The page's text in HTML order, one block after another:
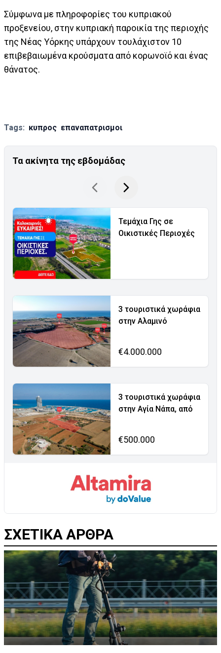
Σύμφωνα με πληροφορίες του κυπριακού
προξενείου, στην κυπριακή παροικία της περιοχής
της Νέας Υόρκης υπάρχουν τουλάχιστον 10
επιβεβαιωμένα κρούσματα από κορωνοϊό και ένας
θάνατος.
Tags: κυπρος επαναπατρισμοι
Τα ακίνητα της εβδομάδας
Τεμάχια Γης σε
Οικιστικές Περιοχές
3 τουριστικά χωράφια
στην Αλαμινό
€4.000.000
3 τουριστικά χωράφια
στην Αγία Νάπα, από
€500.000
ΣΧΕΤΙΚΑ ΑΡΘΡΑ